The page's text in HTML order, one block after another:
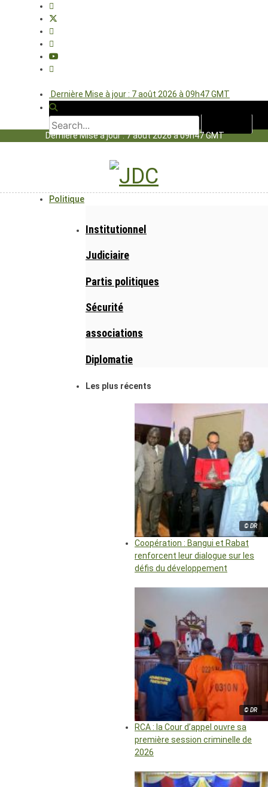
Dernière Mise à jour : 7 août 2026 à 09h47 GMT
Dernière Mise à jour : 7 août 2026 à 09h47 GMT
Politique
Institutionnel
Judiciaire
Partis politiques
Sécurité
associations
Diplomatie
Les plus récents
© DR
Coopération : Bangui et Rabat
renforcent leur dialogue sur les
défis du développement
© DR
RCA : la Cour d’appel ouvre sa
première session criminelle de
2026